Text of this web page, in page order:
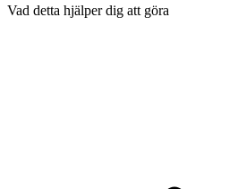
Vad detta hjälper dig att göra